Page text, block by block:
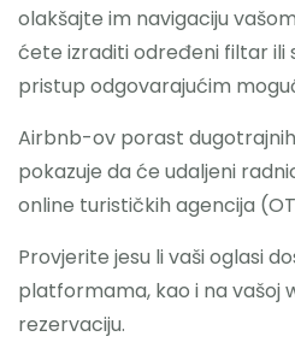
olakšajte im navigaciju
ćete izraditi određeni filtar ili
pristup odgovarajućim
Airbnb-ov porast dugotrajnih
pokazuje da će udaljeni
online turističkih agencija
Provjerite jesu li vaši oglasi
platformama, kao i na vašoj
rezervaciju.